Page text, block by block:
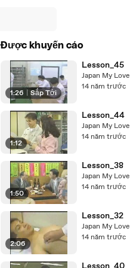
Được khuyến cáo
1:26 Sắp Tới
Lesson_45
Japan My Love
14 năm trước
1:12
Lesson_44
Japan My Love
14 năm trước
1:50
Lesson_38
Japan My Love
14 năm trước
2:06
Lesson_32
Japan My Love
14 năm trước